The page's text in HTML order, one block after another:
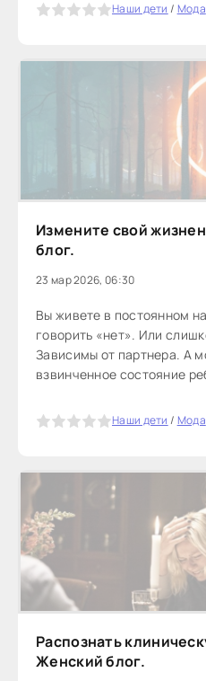
Наши дети / Мода
Измените свой
блог.
23 мар 2026, 06:30
Вы живете в постоянном
говорить «нет». Или
Зависимы от партнера. А
взвинченное состояние
Наши дети / Мода
Распознать
Женский блог.